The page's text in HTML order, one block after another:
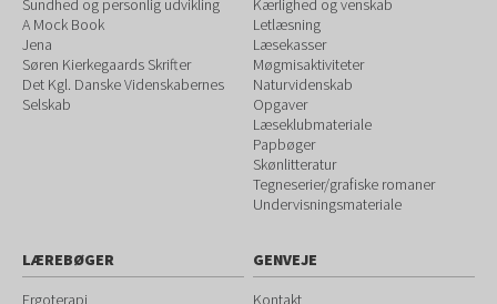
Sundhed og personlig udvikling
A Mock Book
Jena
Søren Kierkegaards Skrifter
Det Kgl. Danske Videnskabernes
Selskab
Kærlighed og venskab
Letlæsning
Læsekasser
Møgmisaktiviteter
Naturvidenskab
Opgaver
Læseklubmateriale
Papbøger
Skønlitteratur
Tegneserier/grafiske romaner
Undervisningsmateriale
LÆREBØGER
Ergoterapi
GENVEJE
Kontakt